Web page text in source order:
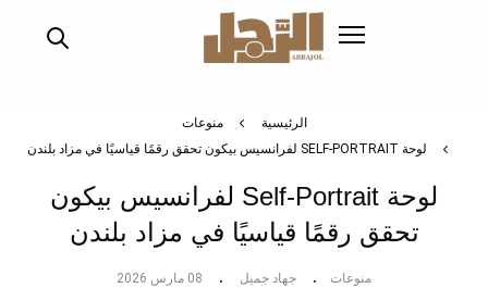
الرئيسية
منوعات
لوحة SELF-PORTRAIT لفرانسيس بيكون تحقق رقمًا قياسيًا في مزاد بلندن
لوحة Self-Portrait لفرانسيس بيكون
تحقق رقمًا قياسيًا في مزاد بلندن
منوعات جهاد جميل 08 مارس 2026